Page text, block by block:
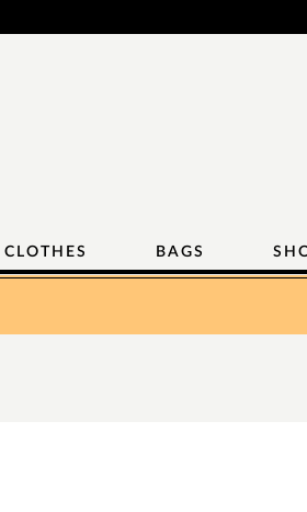
CLOTHES BAGS